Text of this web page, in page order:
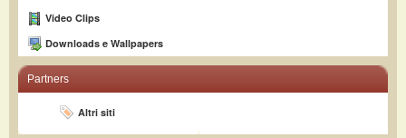
Video Clips
Downloads e Wallpapers
Partners
Altri siti